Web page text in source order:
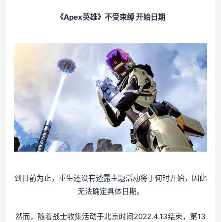
《Apex英雄》不受束缚 开始日期
到目前为止，重生还没有透露主题活动将于何时开始，因此
无法确定具体日期。
然而，随着战士收集活动于北京时间2022.4.13结束，第13